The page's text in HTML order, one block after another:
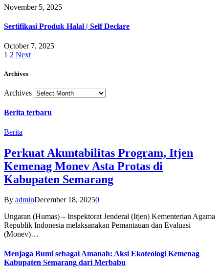
November 5, 2025
Sertifikasi Produk Halal | Self Declare
October 7, 2025
1 2 Next
Archives
Archives
Berita terbaru
Berita
Perkuat Akuntabilitas Program, Itjen
Kemenag Monev Asta Protas di
Kabupaten Semarang
By adminDecember 18, 20250
Ungaran (Humas) – Inspektorat Jenderal (Itjen) Kementerian Agama
Republik Indonesia melaksanakan Pemantauan dan Evaluasi
(Monev)…
Menjaga Bumi sebagai Amanah: Aksi Ekoteologi Kemenag
Kabupaten Semarang dari Merbabu